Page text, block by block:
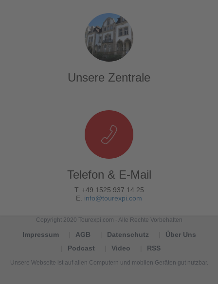
Unsere Zentrale
Telefon & E-Mail
T. +49 1525 937 14 25
E. info@tourexpi.com
Copyright 2020 Tourexpi.com - Alle Rechte Vorbehalten
Impressum AGB Datenschutz
Über Uns
Podcast
Video RSS
Unsere Webseite ist auf allen Computern und mobilen Geräten gut nutzbar.